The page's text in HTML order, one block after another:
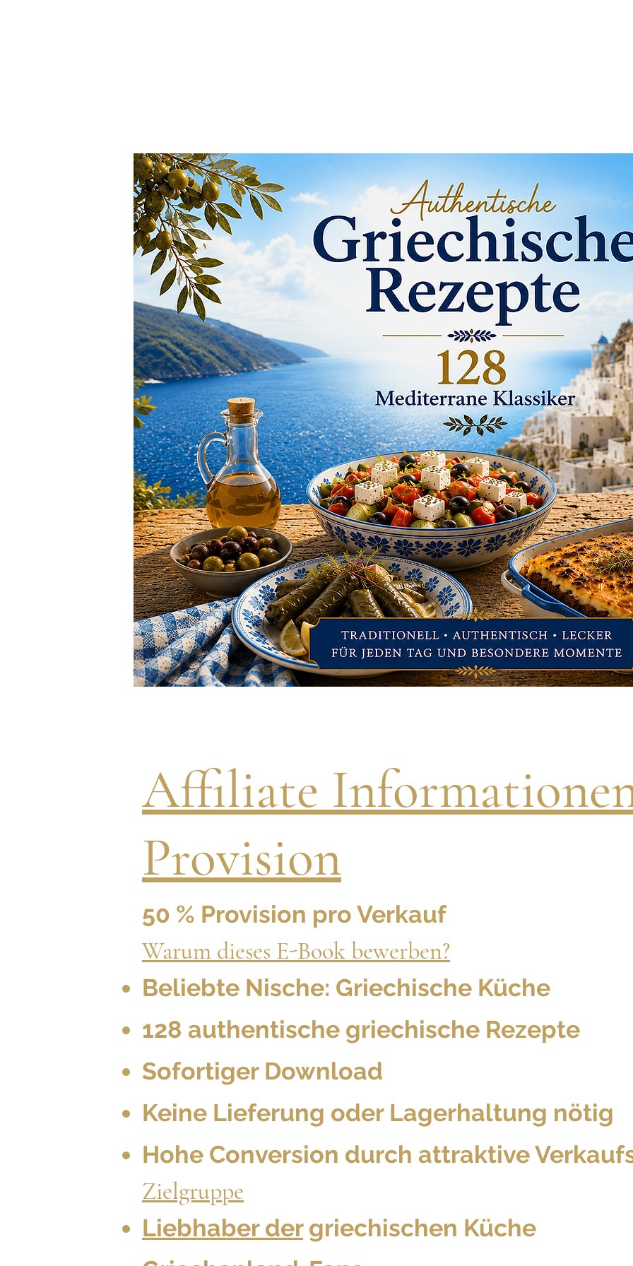
Affiliate
Provision
50 % Provision pro Verkauf
Warum dieses E-Book bewerben?
Beliebte Nische: Griechische Küche
128 authentische griechische Rezepte
Sofortiger Download
Keine Lieferung oder Lagerhaltung nötig
Hohe Conversion durch attraktive
Zielgruppe
Liebhaber dergriechischen Küche